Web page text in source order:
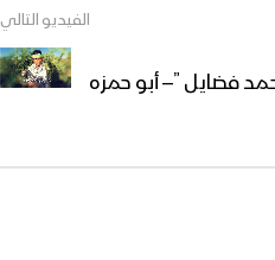
الفيديو التالي
فضايل ”– أبو حمزه